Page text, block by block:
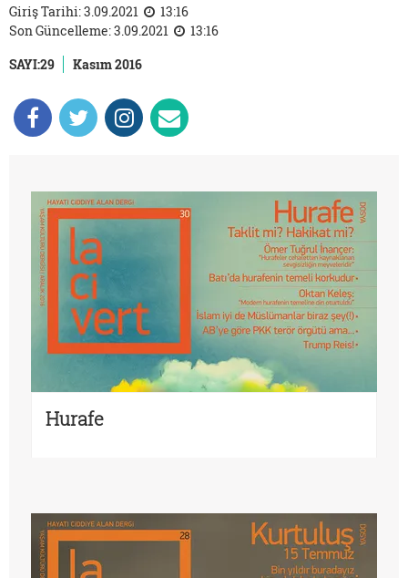
Giriş Tarihi: 3.09.2021
13:16
Son Güncelleme: 3.09.2021
13:16
SAYI:29
Kasım 2016
Hurafe